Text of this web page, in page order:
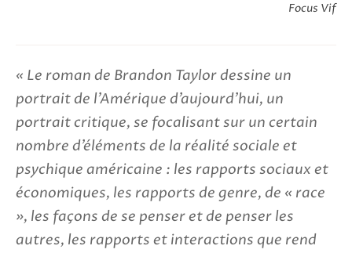
Focus Vif
Le roman de Brandon Taylor dessine un
portrait de l’Amérique d’aujourd’hui, un
portrait critique, se focalisant sur un certain
nombre d’éléments de la réalité sociale et
psychique américaine : les rapports sociaux et
économiques, les rapports de genre, de « race
», les façons de se penser et de penser les
autres, les rapports et interactions que rend